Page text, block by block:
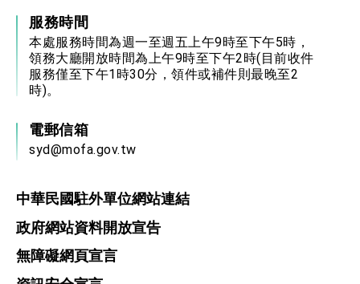
服務時間
本處服務時間為週一至週五上午9時至下午5時，
領務大廳開放時間為上午9時至下午2時(目前收件
服務僅至下午1時30分，領件或補件則最晚至2
時)。
電郵信箱
syd@mofa.gov.tw
中華民國駐外單位網站連結
政府網站資料開放宣告
無障礙網頁宣言